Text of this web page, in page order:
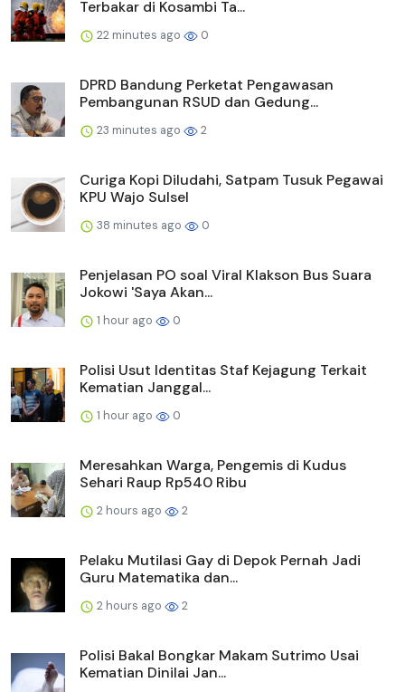
Terbakar di Kosambi Ta...
22 minutes ago 0
DPRD Bandung Perketat Pengawasan
Pembangunan RSUD dan Gedung...
23 minutes ago 2
Curiga Kopi Diludahi, Satpam Tusuk Pegawai
KPU Wajo Sulsel
38 minutes ago 0
Penjelasan PO soal Viral Klakson Bus Suara
Jokowi 'Saya Akan...
1 hour ago 0
Polisi Usut Identitas Staf Kejagung Terkait
Kematian Janggal...
1 hour ago 0
Meresahkan Warga, Pengemis di Kudus
Sehari Raup Rp540 Ribu
2 hours ago 2
Pelaku Mutilasi Gay di Depok Pernah Jadi
Guru Matematika dan...
2 hours ago 2
Polisi Bakal Bongkar Makam Sutrimo Usai
Kematian Dinilai Jan...